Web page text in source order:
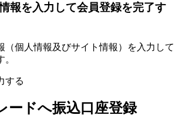
報を入力して会員登録を完了す
（個人情報及びサイト情報）を入力して
ードへ振込口座登録